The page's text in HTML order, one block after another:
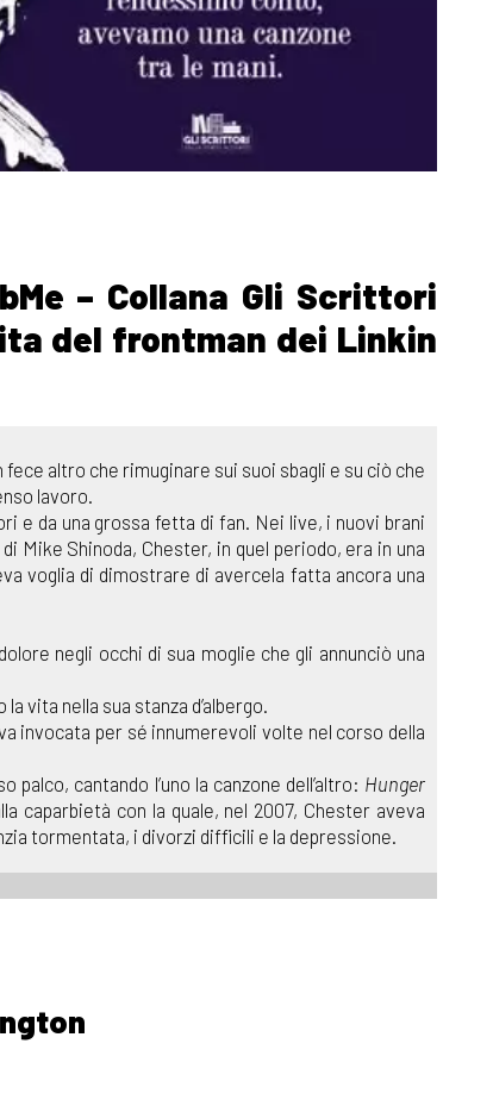
– Collana Gli Scrittori
del frontman dei Linkin
altro che rimuginare sui suoi sbagli e su ciò che
lavoro.
e da una grossa fetta di fan. Nei live, i nuovi brani
Mike Shinoda, Chester, in quel periodo, era in una
voglia di dimostrare di avercela fatta ancora una
negli occhi di sua moglie che gli annunciò una
vita nella sua stanza d’albergo.
invocata per sé innumerevoli volte nel corso della
cantando l’uno la canzone dell’altro: Hunger
caparbietà con la quale, nel 2007, Chester aveva
tormentata, i divorzi difficili e la depressione.